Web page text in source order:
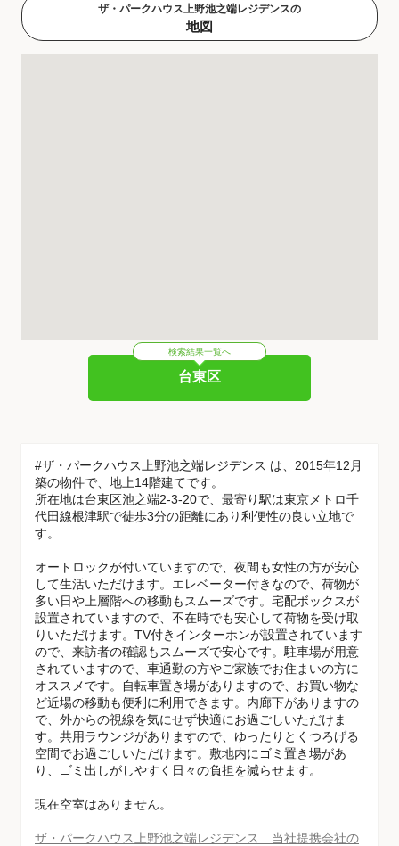
ザ・パークハウス上野池之端レジデンスの
地図
検索結果一覧へ
台東区
#ザ・パークハウス上野池之端レジデンス は、2015年12月
築の物件で、地上14階建てです。
所在地は台東区池之端2-3-20で、最寄り駅は東京メトロ千
代田線根津駅で徒歩3分の距離にあり利便性の良い立地で
す。
オートロックが付いていますので、夜間も女性の方が安心
して生活いただけます。エレベーター付きなので、荷物が
多い日や上層階への移動もスムーズです。宅配ボックスが
設置されていますので、不在時でも安心して荷物を受け取
りいただけます。TV付きインターホンが設置されています
ので、来訪者の確認もスムーズで安心です。駐車場が用意
されていますので、車通勤の方やご家族でお住まいの方に
オススメです。自転車置き場がありますので、お買い物な
ど近場の移動も便利に利用できます。内廊下がありますの
で、外からの視線を気にせず快適にお過ごしいただけま
す。共用ラウンジがありますので、ゆったりとくつろげる
空間でお過ごしいただけます。敷地内にゴミ置き場があ
り、ゴミ出しがしやすく日々の負担を減らせます。
現在空室はありません。
ザ・パークハウス上野池之端レジデンス 当社提携会社の